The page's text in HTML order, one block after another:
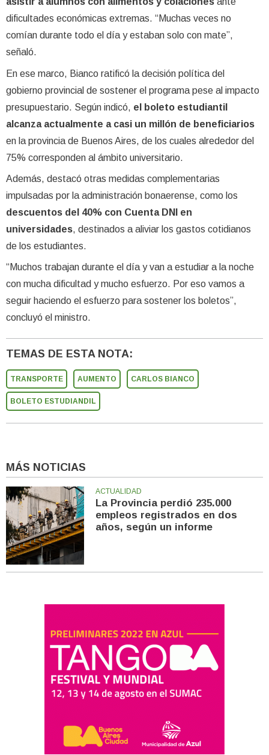
dificultades económicas extremas. “Muchas veces no
comían durante todo el día y estaban solo con mate”,
señaló.
En ese marco, Bianco ratificó la decisión política del
gobierno provincial de sostener el programa pese al impacto
presupuestario. Según indicó, el boleto estudiantil
alcanza actualmente a casi un millón de beneficiarios
en la provincia de Buenos Aires, de los cuales alrededor del
75% corresponden al ámbito universitario.
Además, destacó otras medidas complementarias
impulsadas por la administración bonaerense, como los
descuentos del 40% con Cuenta DNI en
universidades, destinados a aliviar los gastos cotidianos
de los estudiantes.
“Muchos trabajan durante el día y van a estudiar a la noche
con mucha dificultad y mucho esfuerzo. Por eso vamos a
seguir haciendo el esfuerzo para sostener los boletos”,
concluyó el ministro.
TEMAS DE ESTA NOTA:
TRANSPORTE AUMENTO CARLOS BIANCO
BOLETO ESTUDIANDIL
MÁS NOTICIAS
ACTUALIDAD
La Provincia perdió 235.000
empleos registrados en dos
años, según un informe